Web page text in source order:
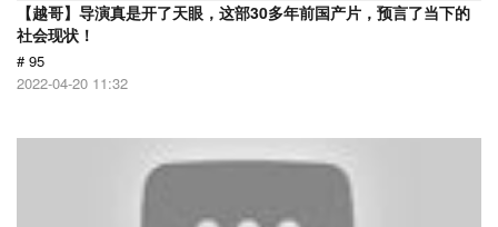
【越哥】导演真是开了天眼，这部30多年前国产片，预言了当下的
社会现状！
# 95
2022-04-20 11:32